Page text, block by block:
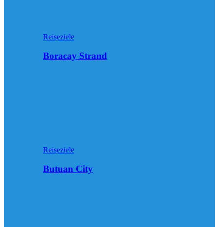
Reiseziele
Boracay Strand
Reiseziele
Butuan City